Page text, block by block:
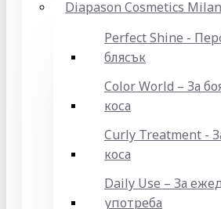
Diapason Cosmetics
Perfect Shine -
блясък
Color World – За
коса
Curly Treatment -
коса
Daily Use – За
употреба